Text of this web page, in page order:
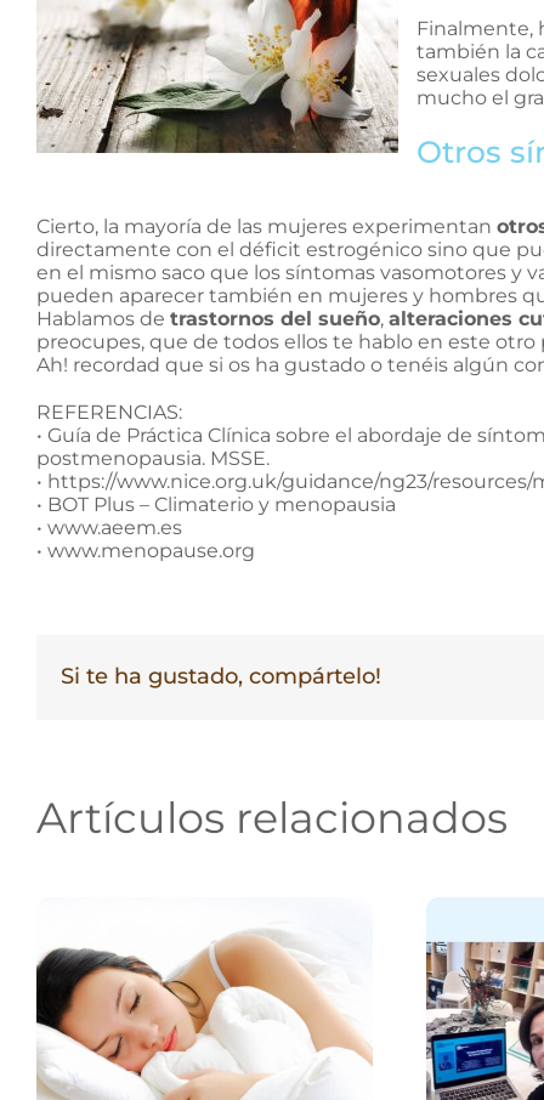
Finalmente,
también la
sexuales
mucho el
Otros
Cierto, la mayoría de las mujeres experimentan
directamente con el déficit estrogénico sino que
en el mismo saco que los síntomas vasomotores y
pueden aparecer también en mujeres y hombres
Hablamos de trastornos del sueño, alteraciones
preocupes, que de todos ellos te hablo en este otro
Ah! recordad que si os ha gustado o tenéis algún
REFERENCIAS:
• Guía de Práctica Clínica sobre el abordaje de
postmenopausia. MSSE.
• https://www.nice.org.uk/guidance/ng23/resources/
• BOT Plus – Climaterio y menopausia
• www.aeem.es
• www.menopause.org
Si te ha gustado, compártelo!
Artículos relacionados